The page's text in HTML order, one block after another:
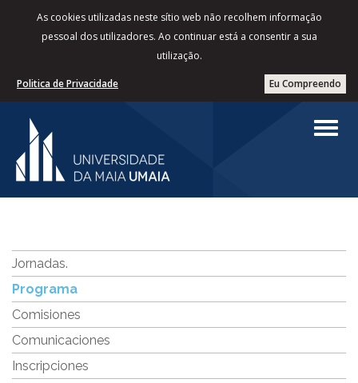
As cookies utilizadas neste sítio web não recolhem informação
pessoal dos utilizadores. Ao continuar está a consentir a sua
utilização.
Eu Compreendo
Politica de Privacidade
Jornadas.
Programa
Comisiones
Comunicaciones
Inscripciones